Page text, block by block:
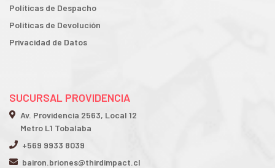
Políticas de Despacho
Políticas de Devolución
Privacidad de Datos
SUCURSAL PROVIDENCIA
Av. Providencia 2563, Local 12
Metro L1 Tobalaba
+569 9933 8039
bairon.briones@thirdimpact.cl